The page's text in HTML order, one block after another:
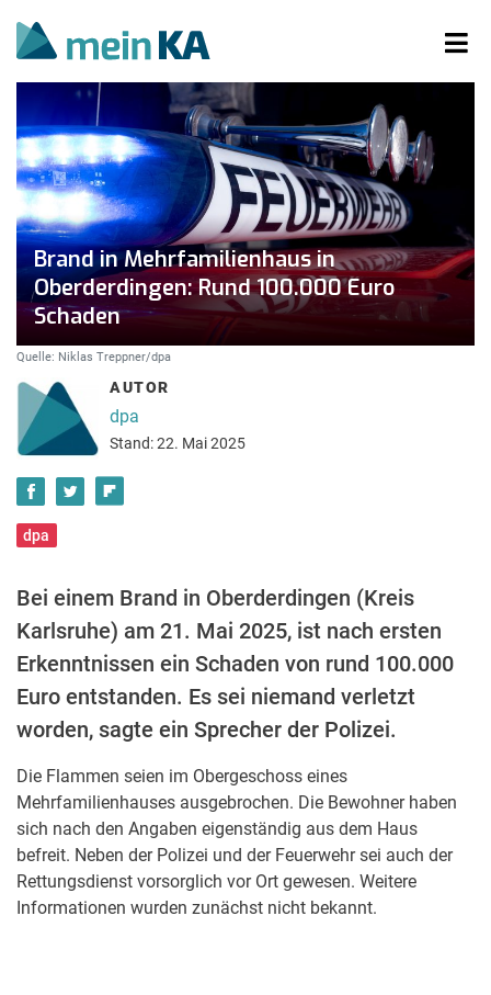
Brand in Mehrfamilienhaus in
Oberderdingen: Rund 100.000 Euro
Schaden
Quelle: Niklas Treppner/dpa
AUTOR
dpa
Stand: 22. Mai 2025
dpa
Bei einem Brand in Oberderdingen (Kreis
Karlsruhe) am 21. Mai 2025, ist nach ersten
Erkenntnissen ein Schaden von rund 100.000
Euro entstanden. Es sei niemand verletzt
worden, sagte ein Sprecher der Polizei.
Die Flammen seien im Obergeschoss eines
Mehrfamilienhauses ausgebrochen. Die Bewohner haben
sich nach den Angaben eigenständig aus dem Haus
befreit. Neben der Polizei und der Feuerwehr sei auch der
Rettungsdienst vorsorglich vor Ort gewesen. Weitere
Informationen wurden zunächst nicht bekannt.